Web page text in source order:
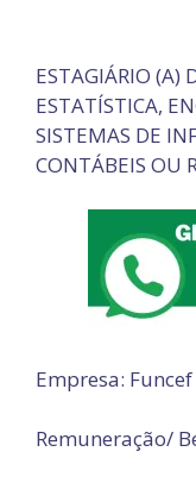
ESTAGIÁRIO (A)
ESTATÍSTICA,
SISTEMAS DE
CONTÁBEIS OU
Empresa: Funcef
Remuneração/